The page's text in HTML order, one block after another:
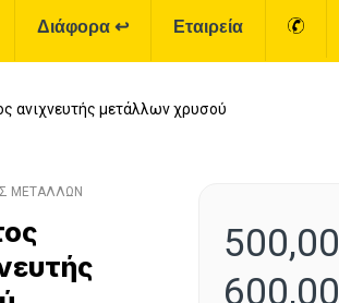
Διάφορα ↩ Εταιρεία
ανιχνευτής μετάλλων χρυσού
ΜΕΤΑΛΛΩΝ
500,00
600,00